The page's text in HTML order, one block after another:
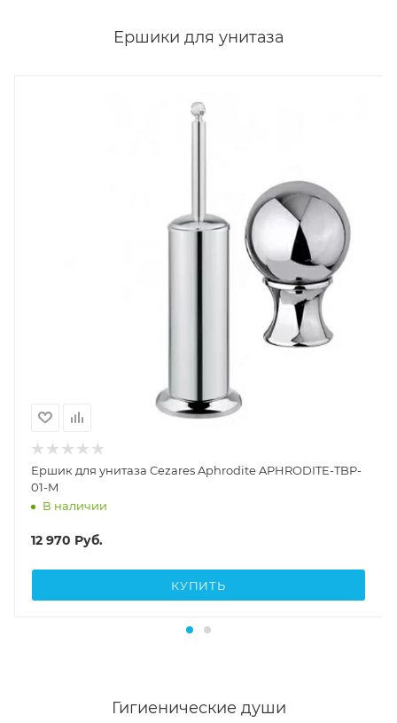
Ершики для унитаза
Ершик для унитаза Cezares Aphrodite APHRODITE-TBP-
01-M
В наличии
12 970 Руб.
КУПИТЬ
Гигиенические души